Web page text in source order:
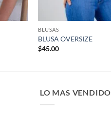
BLUSAS
BLUSA OVERSIZE
$45.00
LO MAS VENDIDO